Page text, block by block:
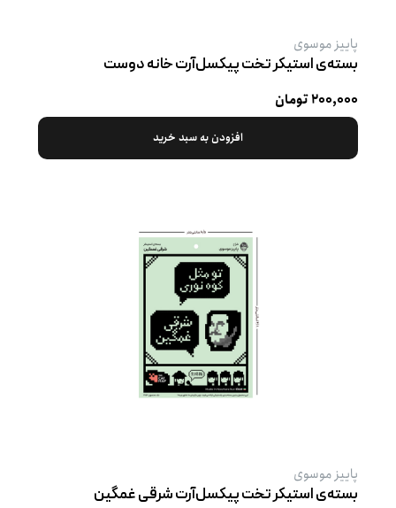
پاییز موسوی
بسته‌ی استیکر تخت پیکسل‌آرت خانه دوست
۲۰۰,۰۰۰ تومان
افزودن به سبد خرید
پاییز موسوی
بسته‌ی استیکر تخت پیکسل‌آرت شرقی غمگین